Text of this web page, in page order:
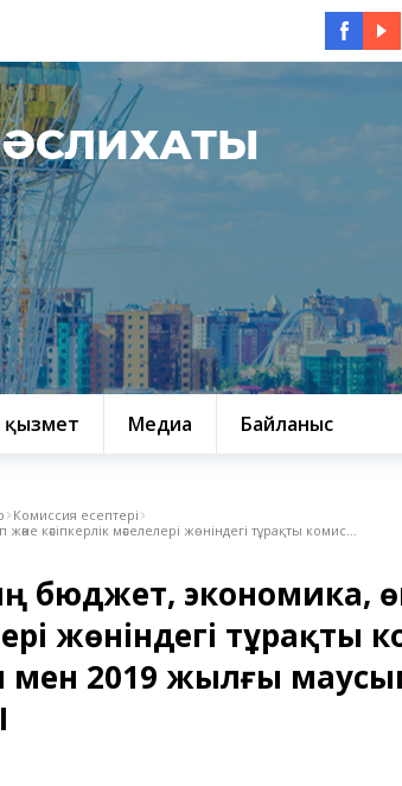
қызмет Медиа Байланыс
Комиссия есептері
кәсіпкерлік мәселелері жөніндегі тұрақты комис...
бюджет, экономика,
жөніндегі
2019 жылғы